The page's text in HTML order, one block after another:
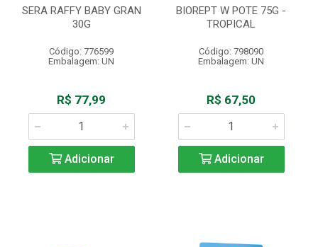
SERA RAFFY BABY GRAN
30G
Código: 776599
Embalagem: UN
R$ 77,99
Adicionar
BIOREPT W POTE 75G -
TROPICAL
Código: 798090
Embalagem: UN
R$ 67,50
Adicionar